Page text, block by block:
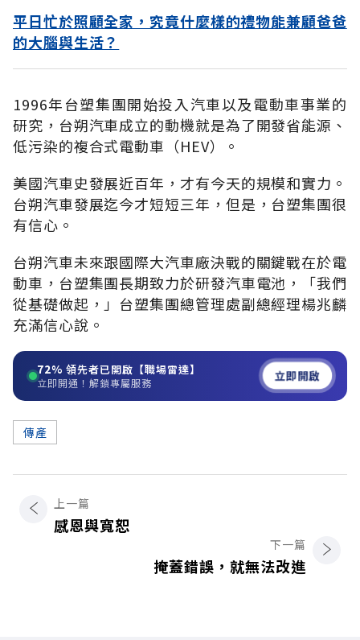
平日忙於照顧全家，究竟什麼樣的禮物能兼顧爸爸
的大腦與生活？
1996年台塑集團開始投入汽車以及電動車事業的
研究，台朔汽車成立的動機就是為了開發省能源、
低污染的複合式電動車（HEV）。
美國汽車史發展近百年，才有今天的規模和實力。
台朔汽車發展迄今才短短三年，但是，台塑集團很
有信心。
台朔汽車未來跟國際大汽車廠決戰的關鍵戰在於電
動車，台塑集團長期致力於研發汽車電池，「我們
從基礎做起，」台塑集團總管理處副總經理楊兆麟
充滿信心說。
72% 領先者已開啟【職場雷達】
立即開通！解鎖專屬服務 立即開啟
傳產
上一篇
感恩與寬恕
下一篇
掩蓋錯誤，就無法改進